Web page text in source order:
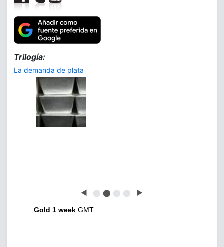
Trilogía:
La demanda de plata
◀ ⬤ ⬤ ⬤ ⬤ ▶
Gold 1 week GMT